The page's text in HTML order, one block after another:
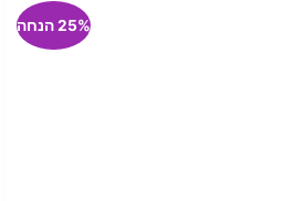
25% הנחה